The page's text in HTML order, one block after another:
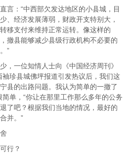
言：“中西部欠发达地区的小县城，目
、经济发展薄弱，财政开支特别大，
移支付来维持正常运转。像这样的
撤县能够减少县级行政机构不必要的
”
，一位知情人士向《中国经济周刊》
袖珍县城佛坪报道引发热议后，我们这
县的出路问题。我认为简单的一撤了
单，“你让在那里工作那么多年的公务
了吧？根据我们当地的情况，最好的
并。”
行？